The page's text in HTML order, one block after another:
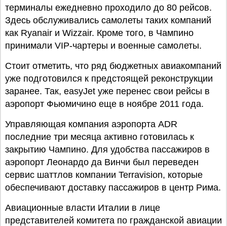
терминалы ежедневно проходило до 80 рейсов.
Здесь обслуживались самолеты таких компаний
как Ryanair и Wizzair. Кроме того, в Чампино
принимали VIP-чартеры и военные самолеты.
Стоит отметить, что ряд бюджетных авиакомпаний
уже подготовился к предстоящей реконструкции
заранее. Так, easyJet уже перенес свои рейсы в
аэропорт Фьюмичино еще в ноябре 2011 года.
Управляющая компания аэропорта ADR
последние три месяца активно готовилась к
закрытию Чампино. Для удобства пассажиров в
аэропорт Леонардо да Винчи был переведен
сервис шаттлов компании Terravision, которые
обеспечивают доставку пассажиров в центр Рима.
Авиационные власти Италии в лице
представителей комитета по гражданской авиации